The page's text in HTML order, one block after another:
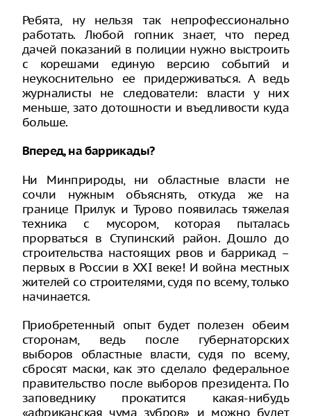
Ребята, ну нельзя так непрофессионально
работать. Любой гопник знает, что перед
дачей показаний в полиции нужно выстроить
с корешами единую версию событий и
неукоснительно ее придерживаться. А ведь
журналисты не следователи: власти у них
меньше, зато дотошности и въедливости куда
больше.
Вперед, на баррикады?
Ни Минприроды, ни областные власти не
сочли нужным объяснять, откуда же на
границе Прилук и Турово появилась тяжелая
техника с мусором, которая пыталась
прорваться в Ступинский район. Дошло до
строительства настоящих рвов и баррикад –
первых в России в XXI веке! И война местных
жителей со строителями, судя по всему, только
начинается.
Приобретенный опыт будет полезен обеим
сторонам, ведь после губернаторских
выборов областные власти, судя по всему,
сбросят маски, как это сделало федеральное
правительство после выборов президента. По
заповеднику прокатится какая-нибудь
«африканская чума зубров», и можно будет